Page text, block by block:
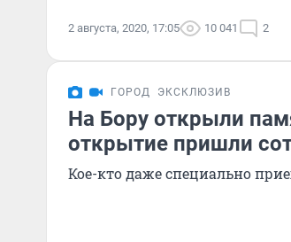
2 августа, 2020, 17:05 10 041 2
ГОРОД ЭКСКЛЮЗИВ
На Бору открыли
открытие пришли
Кое-кто даже специально